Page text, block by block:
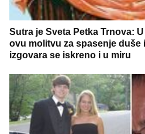
Sutra je Sveta Petka Trnova:
ovu molitvu za spasenje duše
izgovara se iskreno i u miru